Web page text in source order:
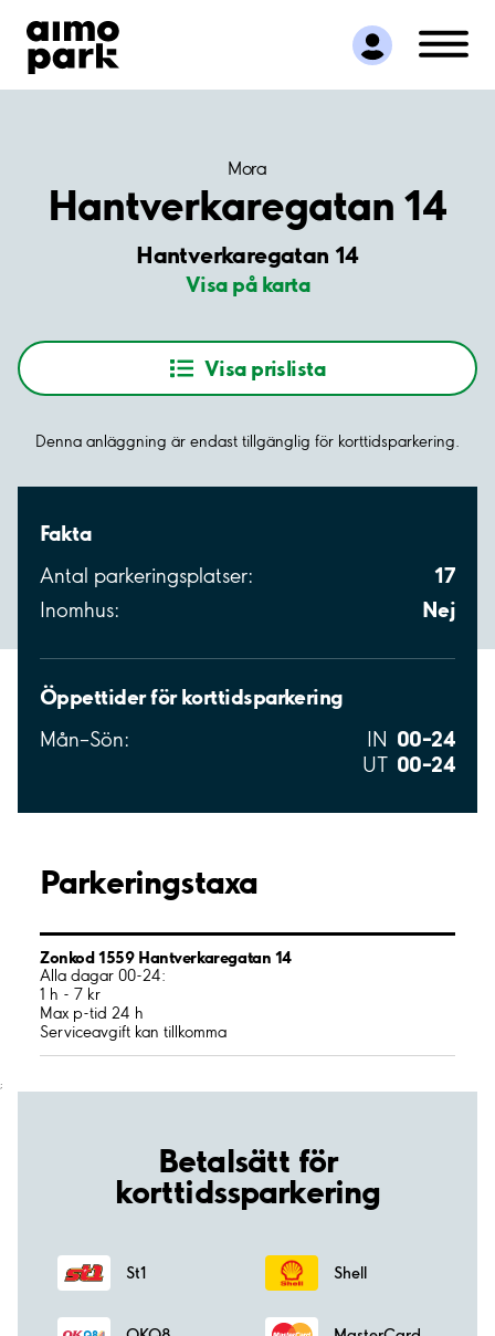
Hitta parkering
Samarbete
Kundservice
Mora
Hantverkaregatan 14
Hantverkaregatan 14
Visa på karta
Visa prislista
Denna anläggning är endast tillgänglig för korttidsparkering.
Fakta
Antal parkeringsplatser: 17
Inomhus: Nej
Öppettider för korttidsparkering
Mån–Sön: IN 00–24
UT 00–24
Parkeringstaxa
Zonkod 1559 Hantverkaregatan 14
Alla dagar 00-24:
1 h - 7 kr
Max p-tid 24 h
Serviceavgift kan tillkomma
;
Betalsätt för
korttidssparkering
St1 Shell